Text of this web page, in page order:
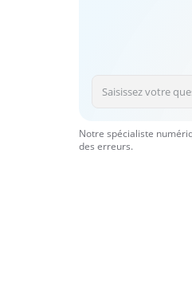
Notre spécialiste
des erreurs.